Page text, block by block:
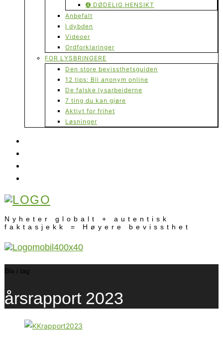
➍ DØDELIG HENSIKT
Anbefalt
I dybden
Videoer
Ordforklaringer
FOR LYSBRINGERE
Den store bevissthetsguiden
12 tips: Bli anonym online
De falske lysarbeiderne
7 ting du kan gjøre
Aktivt for frihet
Løsninger
Nyheter globalt + autentisk
faktasjekk = Høyere bevissthet
Bla i tag
årsrapport 2023